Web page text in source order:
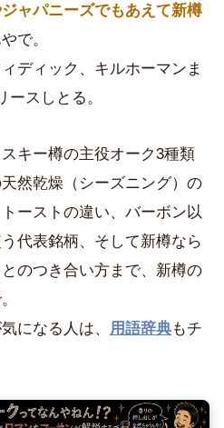
ャパニーズでもあえて新樽
で。
ディック、キルホーマンま
スしとる。
キー樽の主役オーク3種類
然乾燥（シーズニング）の
ーストの違い、バーボン以
代表銘柄、そして新樽なら
のつき合い方まで、新樽の
になる人は、
用語辞典もチ